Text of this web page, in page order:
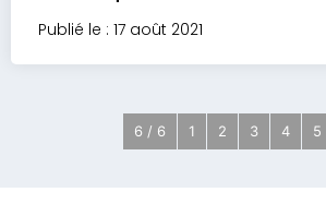
Publié le : 17 août 2021
6 / 6 1 2 3 4 5